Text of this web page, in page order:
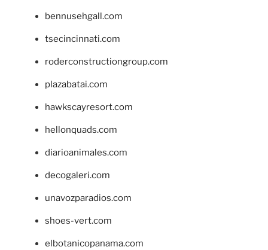
bennusehgall.com
tsecincinnati.com
roderconstructiongroup.com
plazabatai.com
hawkscayresort.com
hellonquads.com
diarioanimales.com
decogaleri.com
unavozparadios.com
shoes-vert.com
elbotanicopanama.com